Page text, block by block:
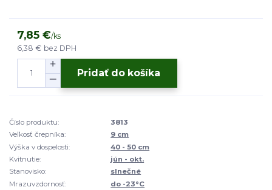
7,85 €/ks
6,38 € bez DPH
Pridať do košíka
Číslo produktu:
3813
Veľkosť črepníka:
9 cm
Výška v dospelosti:
40 - 50 cm
Kvitnutie:
jún - okt.
Stanovisko:
slnečné
Mrazuvzdornosť:
do -23°C